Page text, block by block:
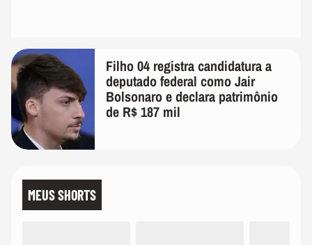
Filho 04 registra candidatura a
deputado federal como Jair
Bolsonaro e declara patrimônio
de R$ 187 mil
MEUS SHORTS